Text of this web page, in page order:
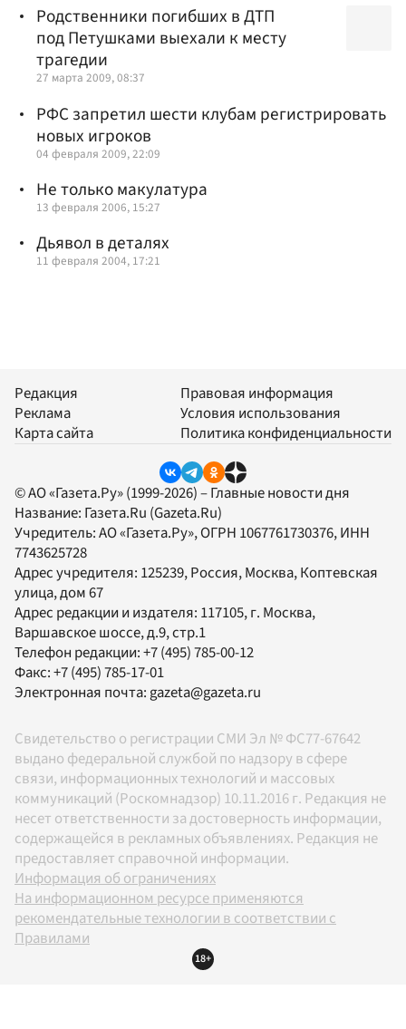
Родственники погибших в ДТП
под Петушками выехали к месту
трагедии
27 марта 2009, 08:37
РФС запретил шести клубам регистрировать
новых игроков
04 февраля 2009, 22:09
Не только макулатура
13 февраля 2006, 15:27
Дьявол в деталях
11 февраля 2004, 17:21
Редакция
Реклама
Карта сайта
Правовая информация
Условия использования
Политика конфиденциальности
© АО «Газета.Ру» (1999-2026) – Главные новости дня
Название: Газета.Ru (Gazeta.Ru)
Учредитель:АО «Газета.Ру», ОГРН 1067761730376, ИНН
7743625728
Адрес учредителя: 125239, Россия, Москва, Коптевская
улица, дом 67
Адрес редакции и издателя: 117105, г. Москва,
Варшавское шоссе, д.9, стр.1
Телефон редакции:+7 (495) 785-00-12
Факс:+7 (495) 785-17-01
Электронная почта: gazeta@gazeta.ru
Свидетельство о регистрации СМИ Эл № ФС77-67642
выдано федеральной службой по надзору в сфере
связи, информационных технологий и массовых
коммуникаций (Роскомнадзор) 10.11.2016 г. Редакция не
несет ответственности за достоверность информации,
содержащейся в рекламных объявлениях. Редакция не
предоставляет справочной информации.
Информация об ограничениях
На информационном ресурсе применяются
рекомендательные технологии в соответствии с
Правилами
18+